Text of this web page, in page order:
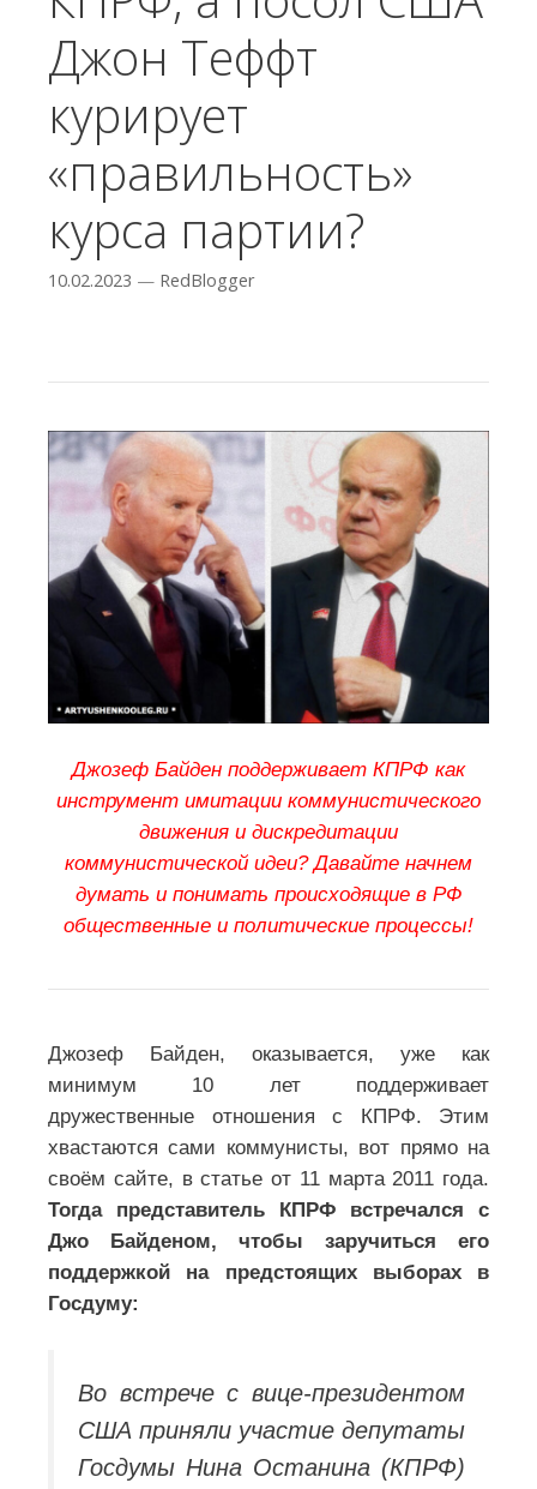
Джон Теффт
курирует
«правильность»
курса партии?
10.02.2023 — RedBlogger
Джозеф Байден поддерживает КПРФ как
инструмент имитации коммунистического
движения и дискредитации
коммунистической идеи? Давайте начнем
думать и понимать происходящие в РФ
общественные и политические процессы!
Джозеф Байден, оказывается, уже как
минимум 10 лет поддерживает
дружественные отношения с КПРФ. Этим
хвастаются сами коммунисты, вот прямо на
своём сайте, в статье от 11 марта 2011 года.
Тогда представитель КПРФ встречался с
Джо Байденом, чтобы заручиться его
поддержкой на предстоящих выборах в
Госдуму:
Во встрече с вице-президентом
США приняли участие депутаты
Госдумы Нина Останина (КПРФ)